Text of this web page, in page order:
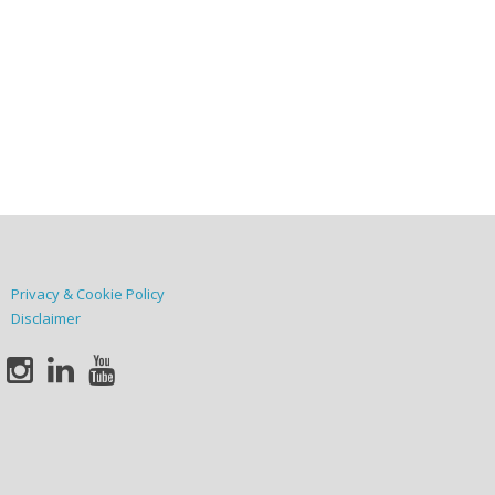
Privacy & Cookie Policy
Disclaimer